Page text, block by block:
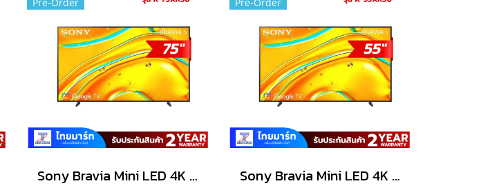
Sony Bravia Mini LED 4K TV รุ่น K-75XR50 ทีวีขนาด 75 นิ้ว Bravia 5 Series Sony Bravia Mini LED 4K TV รุ่น K-55XR50 ทีวีขนาด 55 นิ้ว Bravia 5 Series